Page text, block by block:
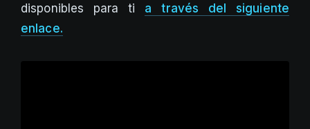
disponibles para ti a través del siguiente
enlace.